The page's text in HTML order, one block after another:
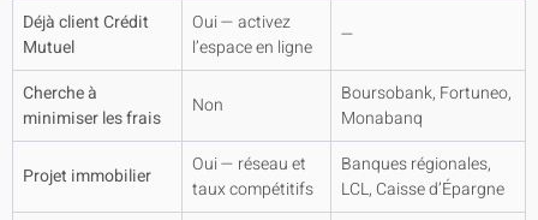
Déjà client Crédit
Mutuel
Oui — activez
l’espace en ligne
—
Cherche à
minimiser les frais
Non
Boursobank, Fortuneo,
Monabanq
Projet immobilier
Oui — réseau et
taux compétitifs
Banques régionales,
LCL, Caisse d’Épargne